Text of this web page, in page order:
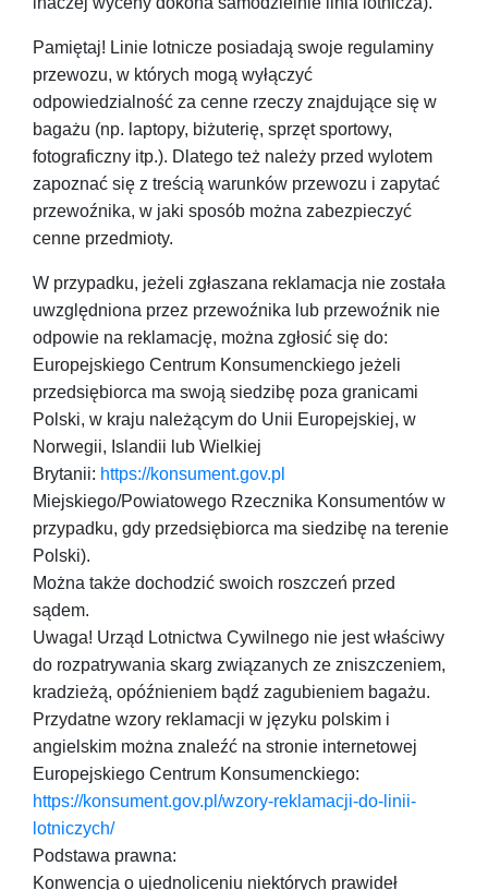
Pamiętaj! Linie lotnicze posiadają swoje regulaminy
przewozu, w których mogą wyłączyć
odpowiedzialność za cenne rzeczy znajdujące się w
bagażu (np. laptopy, biżuterię, sprzęt sportowy,
fotograficzny itp.). Dlatego też należy przed wylotem
zapoznać się z treścią warunków przewozu i zapytać
przewoźnika, w jaki sposób można zabezpieczyć
cenne przedmioty.
W przypadku, jeżeli zgłaszana reklamacja nie została
uwzględniona przez przewoźnika lub przewoźnik nie
odpowie na reklamację, można zgłosić się do:
Europejskiego Centrum Konsumenckiego jeżeli
przedsiębiorca ma swoją siedzibę poza granicami
Polski, w kraju należącym do Unii Europejskiej, w
Norwegii, Islandii lub Wielkiej
Brytanii: https://konsument.gov.pl
Miejskiego/Powiatowego Rzecznika Konsumentów w
przypadku, gdy przedsiębiorca ma siedzibę na terenie
Polski).
Można także dochodzić swoich roszczeń przed
sądem.
Uwaga! Urząd Lotnictwa Cywilnego nie jest właściwy
do rozpatrywania skarg związanych ze zniszczeniem,
kradzieżą, opóźnieniem bądź zagubieniem bagażu.
Przydatne wzory reklamacji w języku polskim i
angielskim można znaleźć na stronie internetowej
Europejskiego Centrum Konsumenckiego:
https://konsument.gov.pl/wzory-reklamacji-do-linii-
lotniczych/
Podstawa prawna:
Konwencja o ujednoliceniu niektórych prawideł